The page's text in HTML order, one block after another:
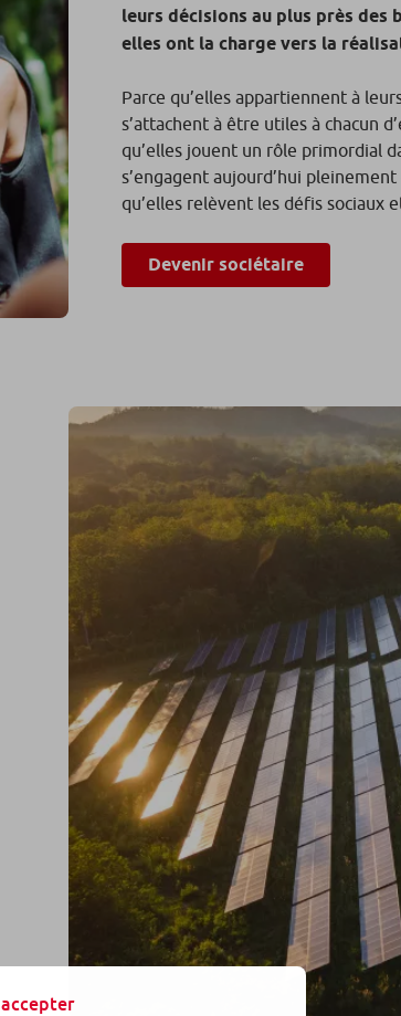
leurs décisions au plus près des
elles ont la charge vers la
Parce qu’elles appartiennent à
s’attachent à être utiles à chacun
qu’elles jouent un rôle primordial
s’engagent aujourd’hui
qu’elles relèvent les défis sociaux
Devenir sociétaire